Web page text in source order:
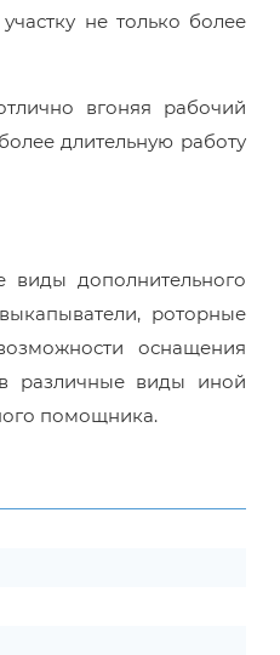
не только более
вгоняя рабочий
длительную работу
дополнительного
роторные
оснащения
различные виды иной
помощника.